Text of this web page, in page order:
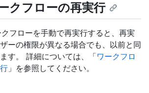
クフローの再実行
フローを手動で再実行すると、再実
ーの権限が異なる場合でも、以前と同
す。 詳細については、「ワークフロ
」を参照してください。